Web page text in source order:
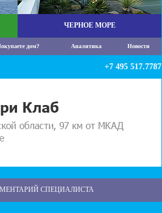
ЧЕРНОЕ МОРЕ
дом? Аналитика Новости
+7 495 517.7787
СПЕЦИАЛИСТА